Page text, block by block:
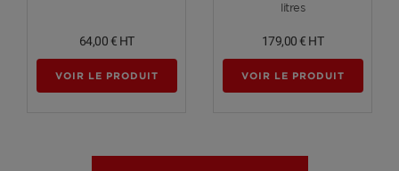
64,00 € HT
VOIR LE PRODUIT
litres
179,00 € HT
VOIR LE PRODUIT